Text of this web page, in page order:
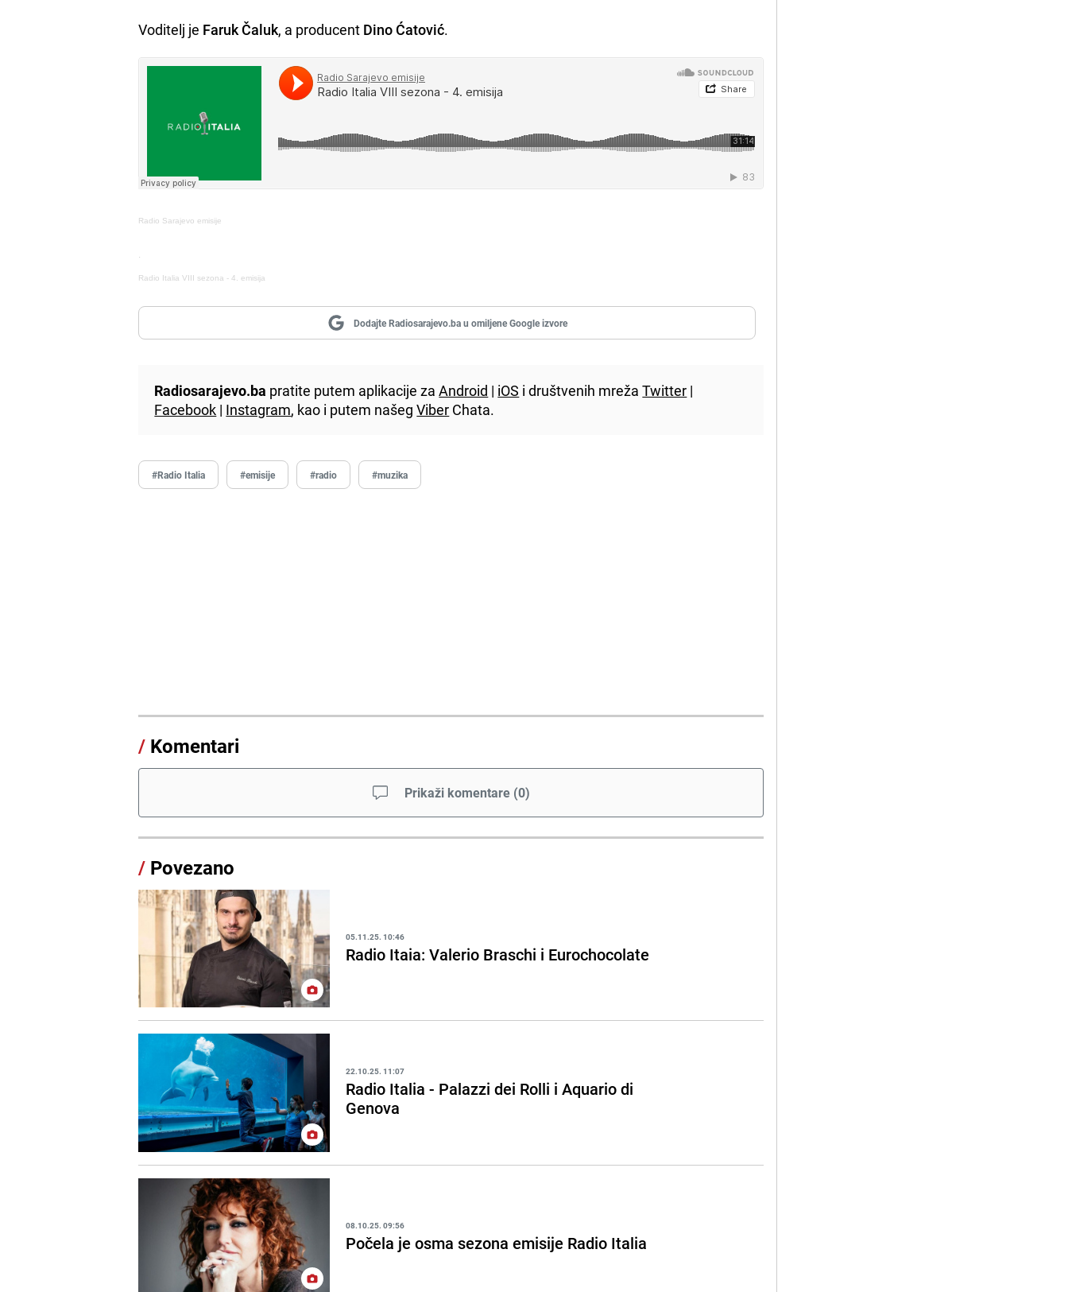
Voditelj je Faruk Čaluk, a producent Dino Ćatović.
Radio Sarajevo emisije
·
Radio Italia VIII sezona - 4. emisija
Dodajte Radiosarajevo.ba u omiljene Google izvore
Radiosarajevo.ba pratite putem aplikacije zaAndroid | iOS i društvenih mrežaTwitter |
Facebook | Instagram, kao i putem našegViber Chata.
#Radio Italia #emisije #radio #muzika
/ Komentari
Prikaži komentare (0)
/ Povezano
05.11.25. 10:46
Radio Itaia: Valerio Braschi i Eurochocolate
22.10.25. 11:07
Radio Italia - Palazzi dei Rolli i Aquario di
Genova
08.10.25. 09:56
Počela je osma sezona emisije Radio Italia